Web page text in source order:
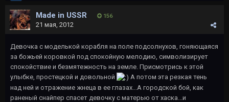
Made in USSR 156
21 мая, 2012
Девочка с моделькой корабля на поле подсолнухов, гоняющаяся
за божьей коровкой под спокойную мелодию, символизирует
спокойствие и безмятежность на земле. Присмотрись к этой
улыбке, простецкой и довольной
А потом эта резкая тень
над ней и отражение жнеца в ее глазах...А городской бой, как
раненый снайпер спасет девочку с матерью от хаска...и